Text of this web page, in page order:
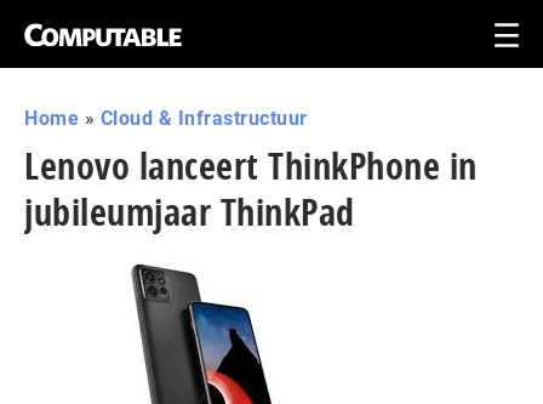
Home » Cloud & Infrastructuur
Lenovo lanceert ThinkPhone in
jubileumjaar ThinkPad